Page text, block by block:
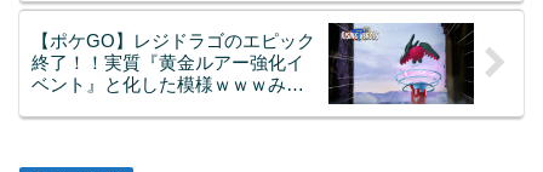
【ポケGO】レジドラゴのエピック
終了！！実質『黄金ルアー強化イ
ベント』と化した模様ｗｗｗみん